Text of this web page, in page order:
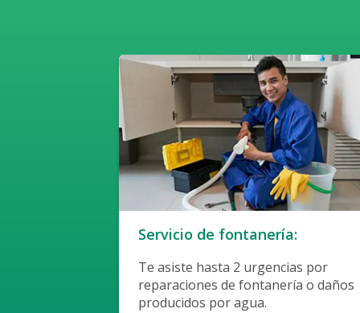
Servicio de fontanería:
Te asiste hasta 2 urgencias por
reparaciones de fontanería o daños
producidos por agua.